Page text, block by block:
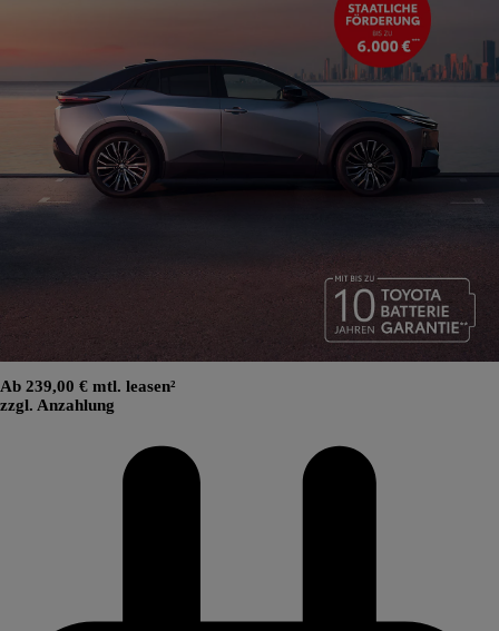
Ab 239,00 € mtl. leasen²
zzgl. Anzahlung